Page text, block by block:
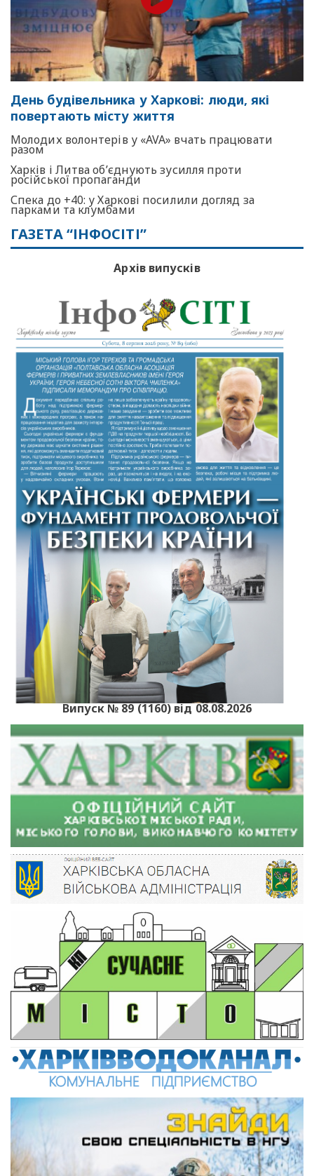
День будівельника у Харкові: люди, які
повертають місту життя
Молодих волонтерів у «AVA» вчать працювати
разом
Харків і Литва об’єднують зусилля проти
російської пропаганди
Спека до +40: у Харкові посилили догляд за
парками та клумбами
ГАЗЕТА “ІНФОСІТІ”
Архів випусків
Випуск № 89 (1160) від 08.08.2026